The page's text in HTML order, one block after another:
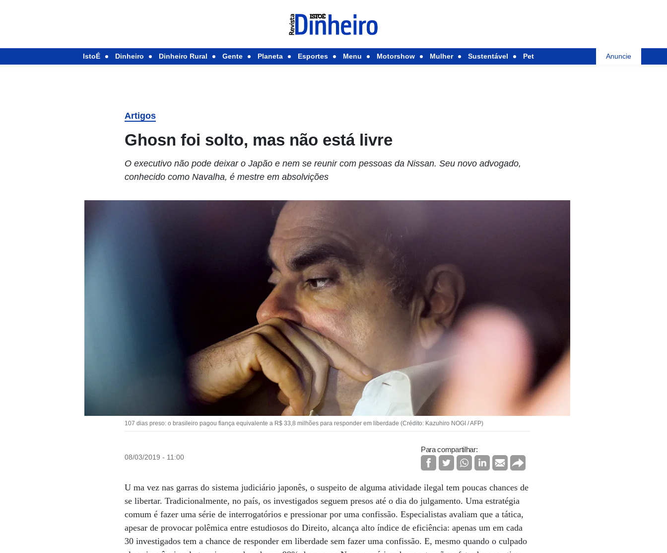
IstoÉ Dinheiro Dinheiro Rural Gente Planeta Esportes Menu Motorshow Mulher Sustentável Pet Anuncie
Artigos
Ghosn foi solto, mas não está livre
O executivo não pode deixar o Japão e nem se reunir com pessoas da Nissan. Seu novo advogado,
conhecido como Navalha, é mestre em absolvições
107 dias preso: o brasileiro pagou fiança equivalente a R$ 33,8 milhões para responder em liberdade (Crédito: Kazuhiro NOGI / AFP)
08/03/2019 - 11:00
Para compartilhar:
U ma vez nas garras do sistema judiciário japonês, o suspeito de alguma atividade ilegal tem poucas chances de
se libertar. Tradicionalmente, no país, os investigados seguem presos até o dia do julgamento. Uma estratégia
comum é fazer uma série de interrogatórios e pressionar por uma confissão. Especialistas avaliam que a tática,
apesar de provocar polêmica entre estudiosos do Direito, alcança alto índice de eficiência: apenas um em cada
30 investigados tem a chance de responder em liberdade sem fazer uma confissão. E, mesmo quando o culpado